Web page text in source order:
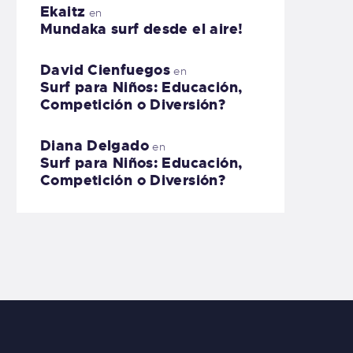
Ekaitz en
Mundaka surf desde el aire!
David Cienfuegos en
Surf para Niños: Educación,
Competición o Diversión?
Diana Delgadoen
Surf para Niños: Educación,
Competición o Diversión?